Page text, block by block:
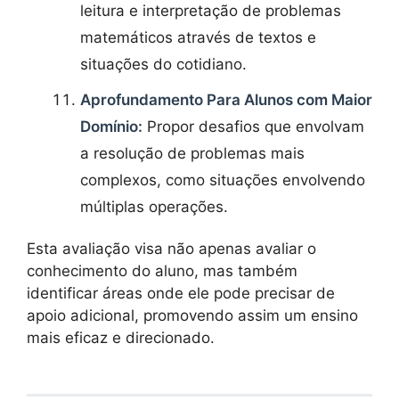
leitura e interpretação de problemas
matemáticos através de textos e
situações do cotidiano.
Aprofundamento Para Alunos com Maior
Domínio: Propor desafios que envolvam
a resolução de problemas mais
complexos, como situações envolvendo
múltiplas operações.
Esta avaliação visa não apenas avaliar o
conhecimento do aluno, mas também
identificar áreas onde ele pode precisar de
apoio adicional, promovendo assim um ensino
mais eficaz e direcionado.